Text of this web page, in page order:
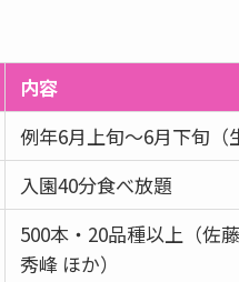
内容
例年6月上旬〜6月下旬（
入園40分食べ放題
500本・20品種以上（佐
秀峰 ほか）